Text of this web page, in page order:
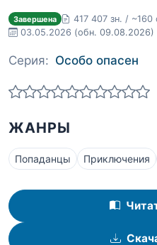
Завершена
417 407 зн. / ~160
03.05.2026 (обн. 09.08.2026)
Серия: Особо опасен
ЖАНРЫ
Попаданцы Приключения